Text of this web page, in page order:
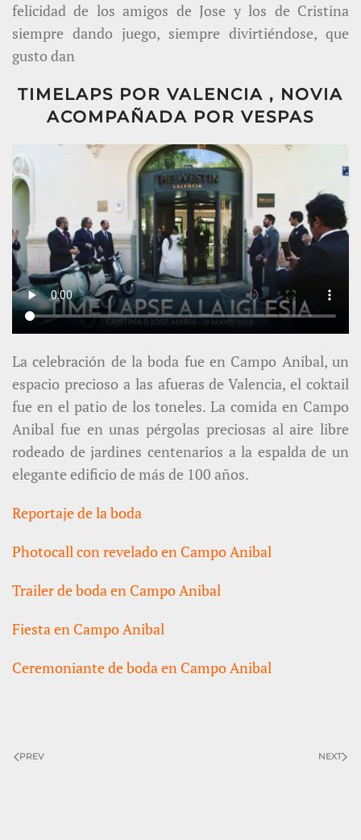
felicidad de los amigos de Jose y los de Cristina
siempre dando juego, siempre divirtiéndose, que
gusto dan
TIMELAPS POR VALENCIA , NOVIA
ACOMPAÑADA POR VESPAS
La celebración de la boda fue en Campo Anibal, un
espacio precioso a las afueras de Valencia, el coktail
fue en el patio de los toneles. La comida en Campo
Anibal fue en unas pérgolas preciosas al aire libre
rodeado de jardines centenarios a la espalda de un
elegante edificio de más de 100 años.
Reportaje de la boda
Photocall con revelado en Campo Anibal
Trailer de boda en Campo Anibal
Fiesta en Campo Anibal
Ceremoniante de boda en Campo Anibal
PREV NEXT